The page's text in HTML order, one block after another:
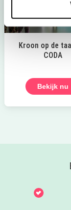
Kroon op de
CODA
Bekijk nu